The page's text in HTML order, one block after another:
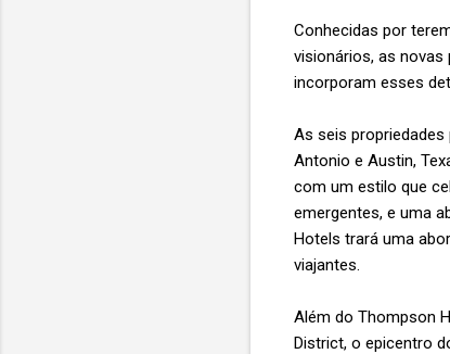
Conhecidas por
visionários, as
incorporam esses
As seis propriedades
Antonio e Austin,
com um estilo que
emergentes, e uma
Hotels trará uma
viajantes.
Além do Thompson
District, o epicentro